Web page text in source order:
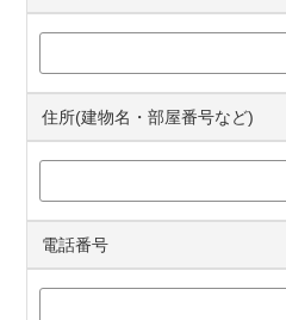
住所(建物名・部屋番号など)
電話番号